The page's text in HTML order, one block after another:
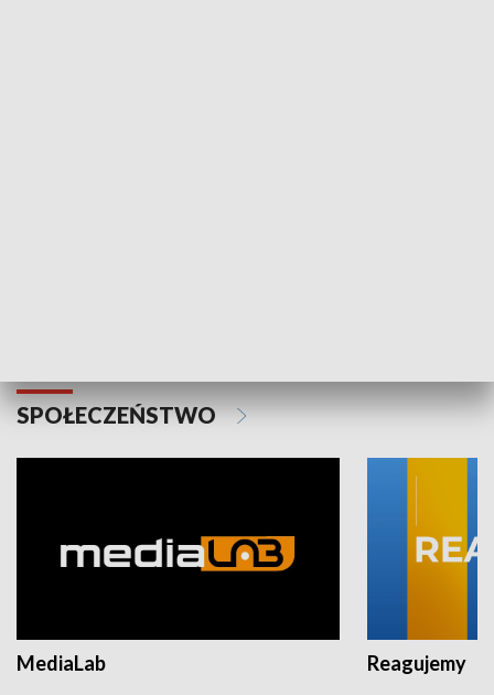
SPOŁECZEŃSTWO
MediaLab Reagujemy